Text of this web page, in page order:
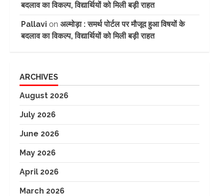
बदलाव का विकल्प, विद्यार्थियों को मिली बड़ी राहत
Pallavi on अल्मोड़ा : समर्थ पोर्टल पर मौजूद हुआ विषयों के
बदलाव का विकल्प, विद्यार्थियों को मिली बड़ी राहत
ARCHIVES
August 2026
July 2026
June 2026
May 2026
April 2026
March 2026